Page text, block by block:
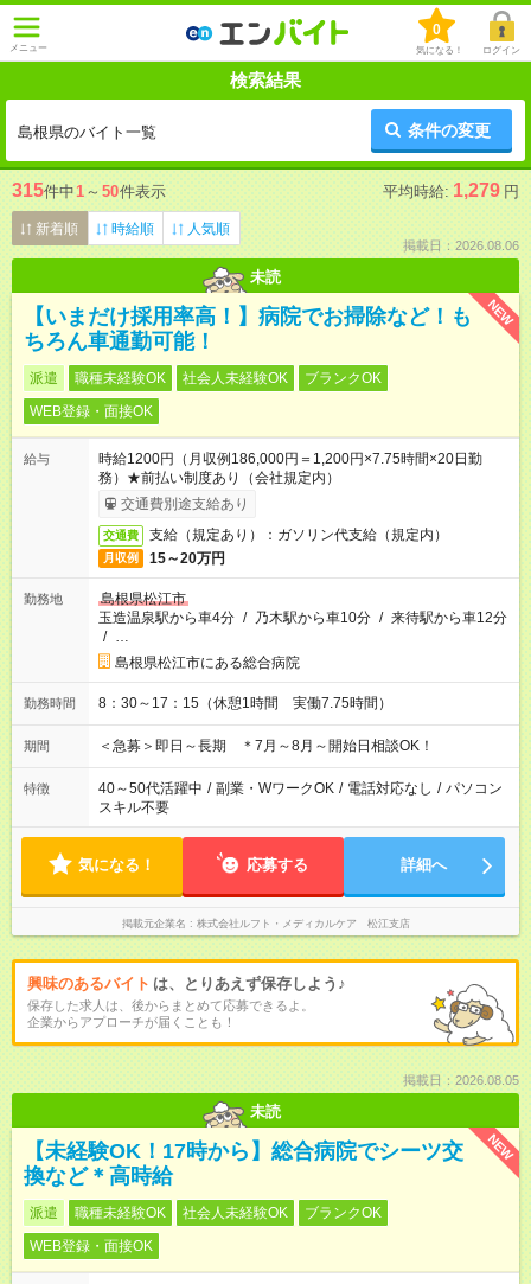
メニュー
0
気になる！ ログイン
検索結果
島根県のバイト一覧 条件の変更
315件中1 ～ 50件表示 平均時給: 1,279 円
新着順 時給順 人気順
掲載日：2026.08.06
未読
NEW
【いまだけ採用率高！】病院でお掃除など！も
ちろん車通勤可能！
派遣 職種未経験OK 社会人未経験OK
ブランクOK
WEB登録・面接OK
給与
時給1200円（月収例186,000円＝1,200円×7.75時間×20日勤
務）★前払い制度あり（会社規定内）
交通費別途支給あり
交通費 支給（規定あり）：ガソリン代支給（規定内）
月収例 15～20万円
勤務地
島根県松江市
玉造温泉駅から車4分 / 乃木駅から車10分 / 来待駅から車12分
/ …
島根県松江市にある総合病院
勤務時間 8：30～17：15（休憩1時間 実働7.75時間）
期間 ＜急募＞即日～長期 ＊7月～8月～開始日相談OK！
特徴 40～50代活躍中 / 副業・WワークOK / 電話対応なし / パソコン
スキル不要
気になる！ 応募する 詳細へ
掲載元企業名 株式会社ルフト・メディカルケア 松江支店
興味のあるバイト は、とりあえず保存しよう♪
保存した求人は、後からまとめて応募できるよ。
企業からアプローチが届くことも！
掲載日：2026.08.05
未読
NEW
【未経験OK！17時から】総合病院でシーツ交
換など＊高時給
派遣 職種未経験OK 社会人未経験OK
ブランクOK
WEB登録・面接OK